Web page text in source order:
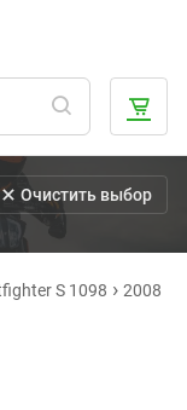
Очистить выбор
S 1098
2008